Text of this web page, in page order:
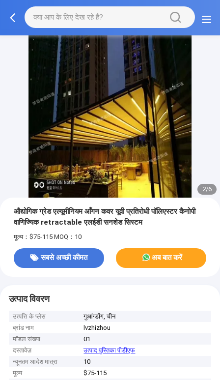
2/6
औद्योगिक ग्रेड एल्यूमीनियम आँगन कवर यूवी प्रतिरोधी पॉलिएस्टर कैनोपी
वाणिज्यिक retractable एलईडी सनशेड सिस्टम
मूल्य：$75-115 MOQ：10
सबसे अच्छी कीमत अब बात करें
उत्पाद विवरण
उत्पत्ति के प्लेस
गुआंग्डोंग, चीन
ब्रांड नाम
lvzhizhou
मॉडल संख्या
01
दस्तावेज़
उत्पाद पुस्तिका पीडीएफ
न्यूनतम आदेश मात्रा
10
मूल्य
$75-115